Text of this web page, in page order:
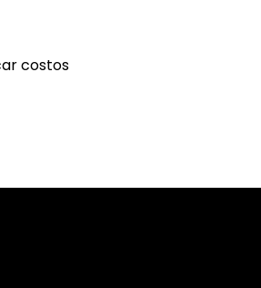
costos